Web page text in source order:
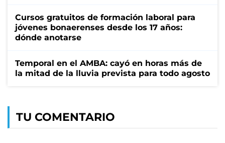
Cursos gratuitos de formación laboral para
jóvenes bonaerenses desde los 17 años:
dónde anotarse
Temporal en el AMBA: cayó en horas más de
la mitad de la lluvia prevista para todo agosto
TU COMENTARIO